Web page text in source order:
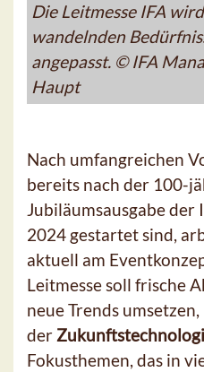
Die Leitmesse IFA
wandelnden
angepasst. © IFA
Haupt
Nach umfangreichen
bereits nach der 100-
Jubiläumsausgabe der
2024 gestartet sind,
aktuell am
Leitmesse soll frische
neue Trends
der
Fokusthemen, das in